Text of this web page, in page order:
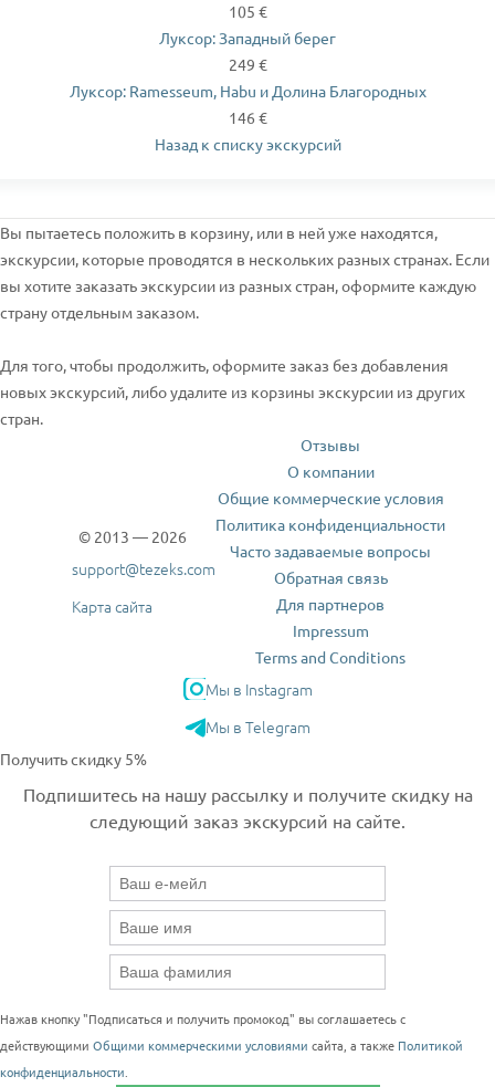
105 €
Луксор: Западный берег
249 €
Луксор: Ramesseum, Habu и Долина Благородных
146 €
Назад к списку экскурсий
Вы пытаетесь положить в корзину, или в ней уже находятся,
экскурсии, которые проводятся в нескольких разных странах. Если
вы хотите заказать экскурсии из разных стран, оформите каждую
страну отдельным заказом.
Для того, чтобы продолжить, оформите заказ без добавления
новых экскурсий, либо удалите из корзины экскурсии из других
стран.
© 2013 — 2026
support@tezeks.com
Карта сайта
Отзывы
О компании
Общие коммерческие условия
Политика конфиденциальности
Часто задаваемые вопросы
Обратная связь
Для партнеров
Impressum
Terms and Conditions
Мы в Instagram
Мы в Telegram
Получить скидку 5%
Подпишитесь на нашу рассылку и получите скидку на
следующий заказ экскурсий на сайте.
Нажав кнопку "Подписаться и получить промокод" вы соглашаетесь с
действующими Общими коммерческими условиями сайта, а также Политикой
конфиденциальности